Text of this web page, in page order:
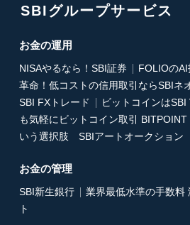
SBIグループサービス
お金の運用
NISAやるなら！SBI証券 FOLIOの
革命！低コストの信用取引ならSBIネ
SBI FXトレード
ビットコインはSBI
も気軽にビットコイン取引 BITPOINT
いう選択肢 SBIアートオークション
お金の管理
SBI新生銀行
業界最低水準の手数料
ト